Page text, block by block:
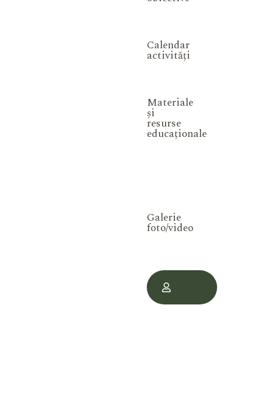
Calendar
activități
Materiale
și
resurse
educaționale
Galerie
foto/video